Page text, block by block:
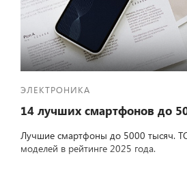
ЭЛЕКТРОНИКА
14 лучших смартфонов до
Лучшие смартфоны до 5000 тысяч.
моделей в рейтинге 2025 года.